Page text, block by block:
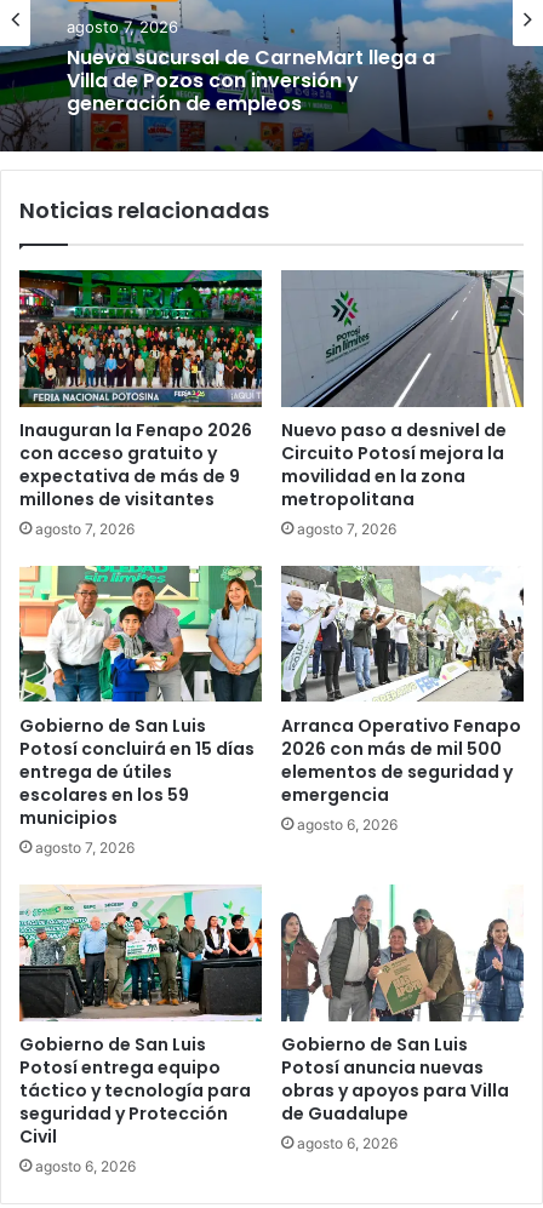
agosto 7, 2026
Nueva sucursal de CarneMart llega a
Villa de Pozos con inversión y
generación de empleos
Noticias relacionadas
Inauguran la Fenapo 2026
con acceso gratuito y
expectativa de más de 9
millones de visitantes
agosto 7, 2026
Nuevo paso a desnivel de
Circuito Potosí mejora la
movilidad en la zona
metropolitana
agosto 7, 2026
Gobierno de San Luis
Potosí concluirá en 15 días
entrega de útiles
escolares en los 59
municipios
agosto 7, 2026
Arranca Operativo Fenapo
2026 con más de mil 500
elementos de seguridad y
emergencia
agosto 6, 2026
Gobierno de San Luis
Potosí entrega equipo
táctico y tecnología para
seguridad y Protección
Civil
agosto 6, 2026
Gobierno de San Luis
Potosí anuncia nuevas
obras y apoyos para Villa
de Guadalupe
agosto 6, 2026